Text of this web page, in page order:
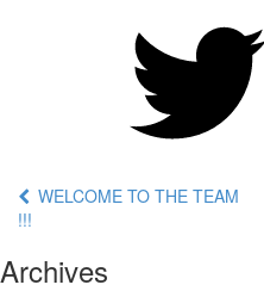
WELCOME TO THE TEAM
!!!
Archives